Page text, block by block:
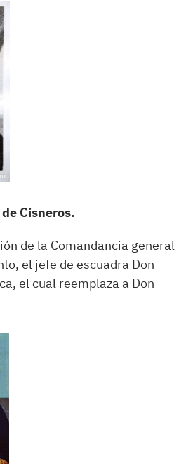
Cisneros.
de la Comandancia general
el jefe de escuadra Don
el cual reemplaza a Don